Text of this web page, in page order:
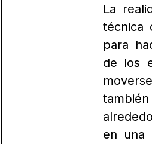
La
técnica
para
de los
en una